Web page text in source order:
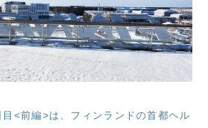
<前編>は、フィンランドの首都ヘル